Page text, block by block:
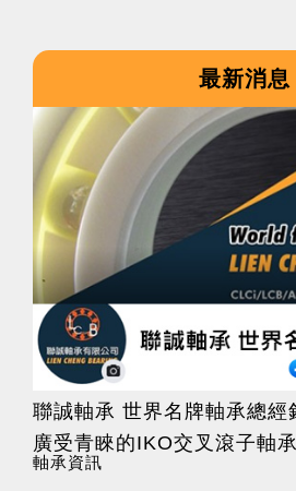
最新消息
聯誠軸承 世界名牌軸承總經
廣受青睞的IKO交叉滾子軸承
軸承資訊